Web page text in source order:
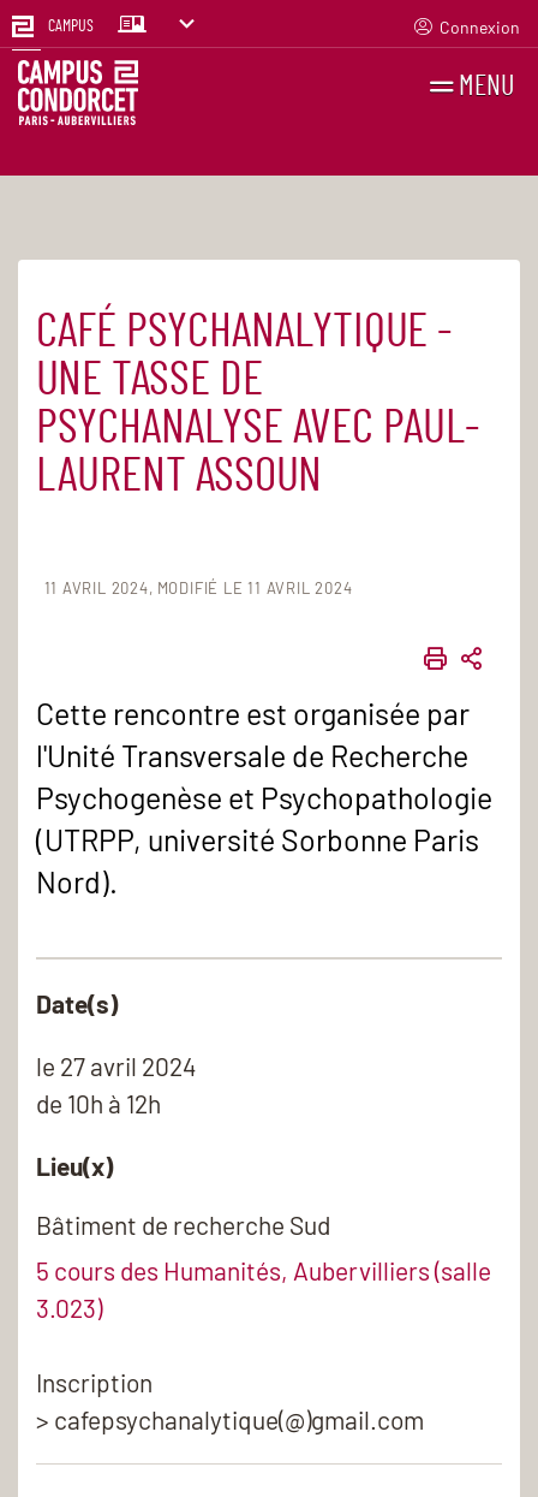
CAMPUS Connexion
MENU
Accueil Agenda
CAFÉ PSYCHANALYTIQUE -
UNE TASSE DE
PSYCHANALYSE AVEC PAUL-
LAURENT ASSOUN
11 AVRIL 2024 MODIFIÉ LE 11 AVRIL 2024
Cette rencontre est organisée par
l'Unité Transversale de Recherche
Psychogenèse et Psychopathologie
(UTRPP, université Sorbonne Paris
Nord).
Date(s)
le 27 avril 2024
de 10h à 12h
Lieu(x)
Bâtiment de recherche Sud
5 cours des Humanités, Aubervilliers (salle
3.023)
Inscription
> cafepsychanalytique(@)gmail.com